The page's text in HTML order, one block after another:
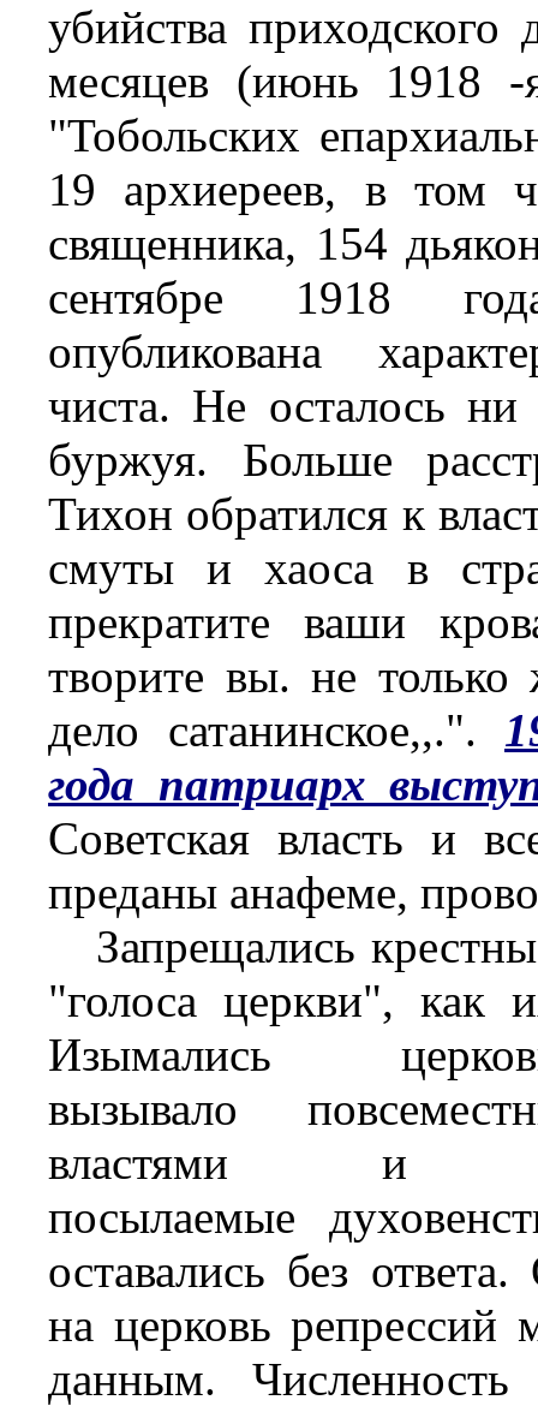
убийства приходского
месяцев (июнь 1918 -
"Тобольских
19 архиереев, в том
священника, 154
сентябре 1918
опубликована
чиста. Не осталось
буржуя. Больше
Тихон обратился к
смуты и хаоса в
прекратите ваши
творите вы. не только
дело сатанинское,,.".
года патриарх
Советская власть и
преданы анафеме,
Запрещались
"голоса церкви", как
Изымались
вызывало
властями и
посылаемые
оставались без
на церковь
данным.